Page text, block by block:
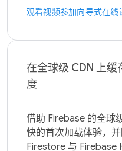
观看视频参加向导式在线
在全球级 CDN 上
度
借助 Firebase 的全球
快的首次加载体验，
Firestore 与 Firebase